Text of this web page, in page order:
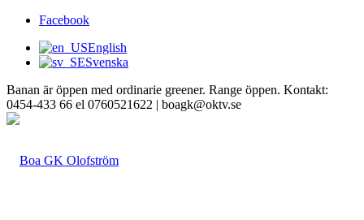
Facebook
English
Svenska
Banan är öppen med ordinarie greener. Range öppen. Kontakt:
0454-433 66 el 0760521622 | boagk@oktv.se